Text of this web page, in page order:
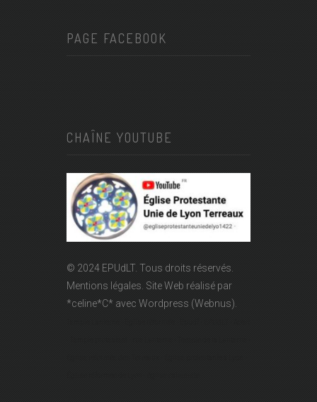
PAGE FACEBOOK
CHAÎNE YOUTUBE
© 2024 EPUdLT. Tous droits réservés.
Mentions légales. Site Web réalisé par
*celine*C* avec Wordpress (Webnus).